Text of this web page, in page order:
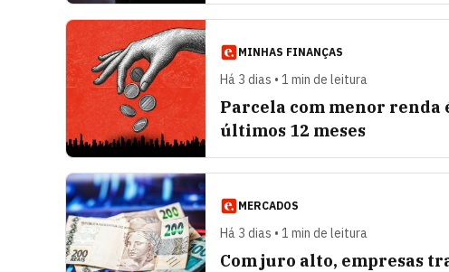
MINHAS FINANÇAS
Há 3 dias • 1 min de leitura
Parcela com menor renda
últimos 12 meses
MERCADOS
Há 3 dias • 1 min de leitura
Com juro alto, empresas